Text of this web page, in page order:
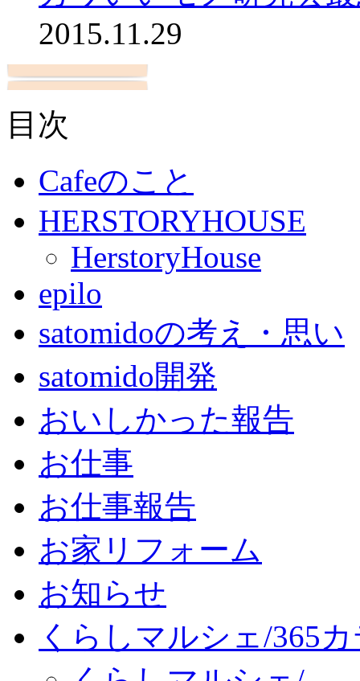
2015.11.29
目次
Cafeのこと
HERSTORYHOUSE
HerstoryHouse
epilo
satomidoの考え・思い
satomido開発
おいしかった報告
お仕事
お仕事報告
お家リフォーム
お知らせ
くらしマルシェ/365